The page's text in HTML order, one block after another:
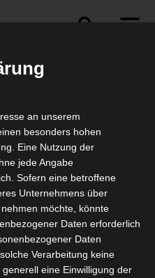
Selbstständigkeit
ICT
an unserem
besonders hohen
Eine Nutzung der
jede Angabe
Sofern eine betroffene
Unternehmens über
möchte, könnte
Daten erforderlich
Daten
Verarbeitung keine
eine Einwilligung der